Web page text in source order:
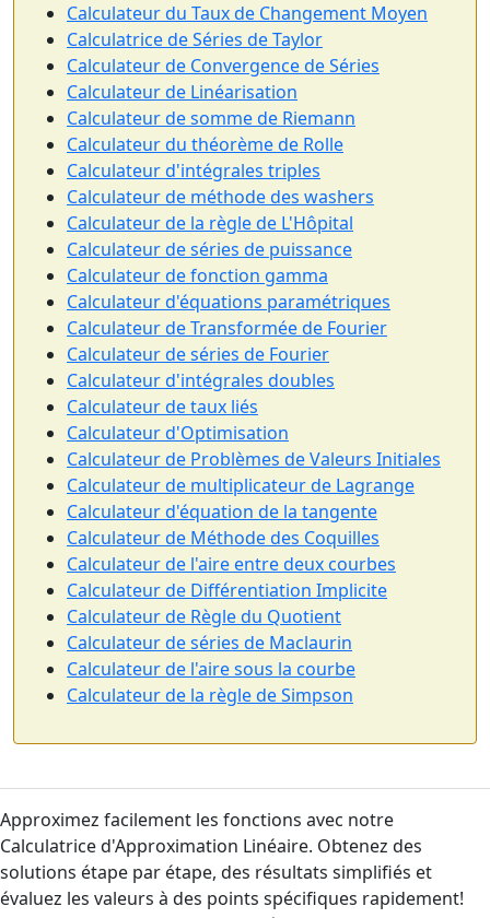
Calculateur du Taux de Changement Moyen
Calculatrice de Séries de Taylor
Calculateur de Convergence de Séries
Calculateur de Linéarisation
Calculateur de somme de Riemann
Calculateur du théorème de Rolle
Calculateur d'intégrales triples
Calculateur de méthode des washers
Calculateur de la règle de L'Hôpital
Calculateur de séries de puissance
Calculateur de fonction gamma
Calculateur d'équations paramétriques
Calculateur de Transformée de Fourier
Calculateur de séries de Fourier
Calculateur d'intégrales doubles
Calculateur de taux liés
Calculateur d'Optimisation
Calculateur de Problèmes de Valeurs Initiales
Calculateur de multiplicateur de Lagrange
Calculateur d'équation de la tangente
Calculateur de Méthode des Coquilles
Calculateur de l'aire entre deux courbes
Calculateur de Différentiation Implicite
Calculateur de Règle du Quotient
Calculateur de séries de Maclaurin
Calculateur de l'aire sous la courbe
Calculateur de la règle de Simpson
Approximez facilement les fonctions avec notre
Calculatrice d'Approximation Linéaire. Obtenez des
solutions étape par étape, des résultats simplifiés et
évaluez les valeurs à des points spécifiques rapidement!